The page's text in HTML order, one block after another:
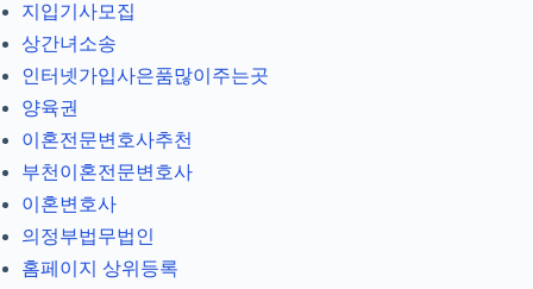
지입기사모집
상간녀소송
인터넷가입사은품많이주는곳
양육권
이혼전문변호사추천
부천이혼전문변호사
이혼변호사
의정부법무법인
홈페이지 상위등록